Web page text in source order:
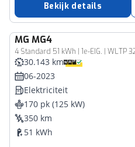
Bekijk details
MG MG4
30.143 km
06-2023
Elektriciteit
170 pk (125 kW)
350 km
51 kWh